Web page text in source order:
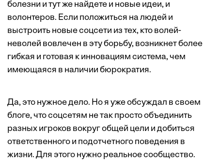
болезни и тут же найдете и новые идеи, и
волонтеров. Если положиться на людей и
выстроить новые соцсети из тех, кто волей-
неволей вовлечен в эту борьбу, возникнет более
гибкая и готовая к инновациям система, чем
имеющаяся в наличии бюрократия.
Да, это нужное дело. Но я уже обсуждал в своем
блоге, что соцсетям не так просто объединить
разных игроков вокруг общей цели и добиться
ответственного и подотчетного поведения в
жизни. Для этого нужно реальное сообщество.